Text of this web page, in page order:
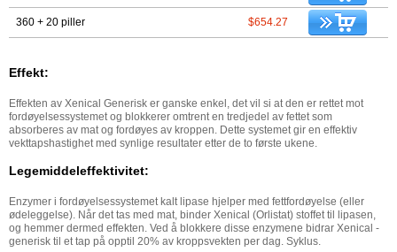
360 + 20 piller $654.27
Effekt:
Effekten av Xenical Generisk er ganske enkel, det vil si at den er rettet mot
fordøyelsessystemet og blokkerer omtrent en tredjedel av fettet som
absorberes av mat og fordøyes av kroppen. Dette systemet gir en effektiv
vekttapshastighet med synlige resultater etter de to første ukene.
Legemiddeleffektivitet:
Enzymer i fordøyelsessystemet kalt lipase hjelper med fettfordøyelse (eller
ødeleggelse). Når det tas med mat, binder Xenical (Orlistat) stoffet til lipasen,
og hemmer dermed effekten. Ved å blokkere disse enzymene bidrar Xenical -
generisk til et tap på opptil 20% av kroppsvekten per dag. Syklus.